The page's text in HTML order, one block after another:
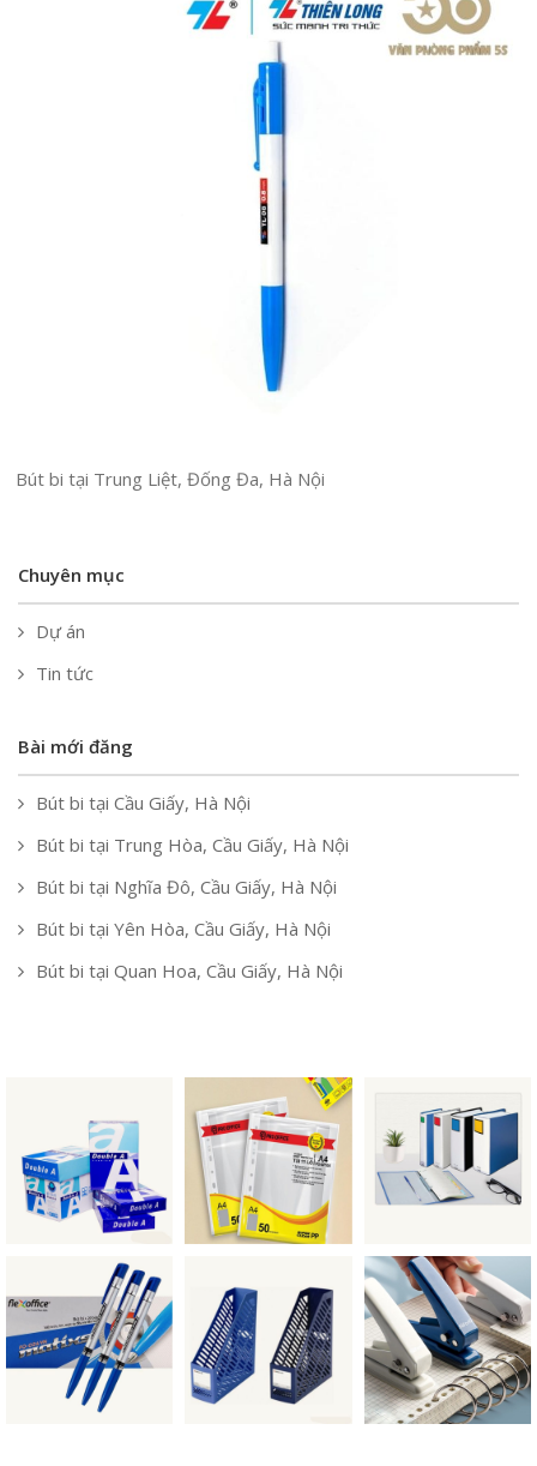
Bút bi tại Trung Liệt, Đống Đa, Hà Nội
Chuyên mục
Dự án
Tin tức
Bài mới đăng
Bút bi tại Cầu Giấy, Hà Nội
Bút bi tại Trung Hòa, Cầu Giấy, Hà Nội
Bút bi tại Nghĩa Đô, Cầu Giấy, Hà Nội
Bút bi tại Yên Hòa, Cầu Giấy, Hà Nội
Bút bi tại Quan Hoa, Cầu Giấy, Hà Nội